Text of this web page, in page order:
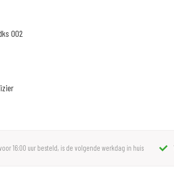
002
16:00 uur besteld, is de volgende werkdag in huis